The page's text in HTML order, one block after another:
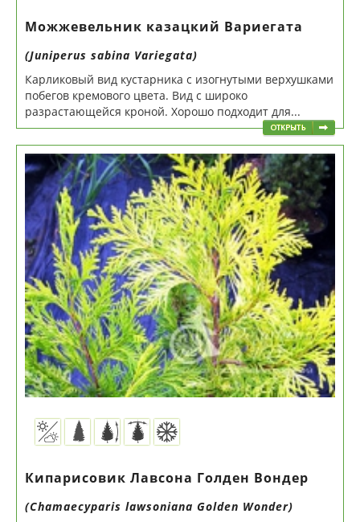
Можжевельник казацкий Вариегата
(Juniperus sabina Variegata)
Карликовый вид кустарника с изогнутыми верхушками
побегов кремового цвета. Вид с широко
разрастающейся кроной. Хорошо подходит для...
Кипарисовик Лавсона Голден Вондер
(Chamaecyparis lawsoniana Golden Wonder)